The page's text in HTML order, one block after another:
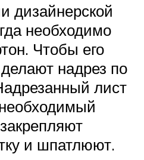
дизайнерской
необходимо
Чтобы его
надрез по
лист
и шпатлюют.